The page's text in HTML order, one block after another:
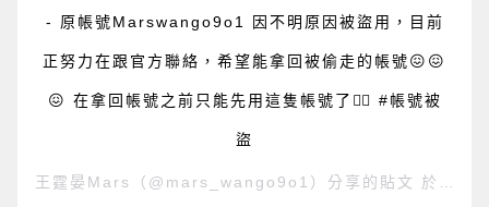
- 原帳號Marswango9o1 因不明原因被盜用，目前
正努力在跟官方聯絡，希望能拿回被偷走的帳號😖😖
😖 在拿回帳號之前只能先用這隻帳號了🤦‍♂️ #帳號被
盜
王霆晏Mars （@mars_wango9o1）分享的貼文 於